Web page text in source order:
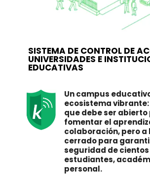
SISTEMA DE CONTROL DE
UNIVERSIDADES E
EDUCATIVAS
Un campus
ecosistema
que debe ser abierto
fomentar el
colaboración, pero a
cerrado para
seguridad de cientos
estudiantes,
personal.